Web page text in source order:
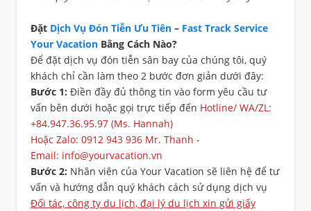
Đặt Dịch Vụ Đón Tiễn Ưu Tiên – Fast Track Service
Your Vacation Bằng Cách Nào?
Để đặt dịch vụ đón tiễn sân bay của chúng tôi, quý
khách chỉ cần làm theo 2 bước đơn giản dưới đây:
Bước 1: Điền đầy đủ thông tin vào form yêu cầu tư
vấn bên dưới hoặc gọi trực tiếp đến Hotline/ WA/ZL:
+84.947.36.95.97 (Ms. Hannah)
Hoặc Zalo: 0912 943 936 Mr. Thanh -
Email: info@yourvacation.vn
Bước 2: Nhân viên của Your Vacation sẽ liên hệ để tư
vấn và hướng dẫn quý khách cách sử dụng dịch vụ
Đối tác, công ty du lịch, đại lý du lịch xin gửi giấy